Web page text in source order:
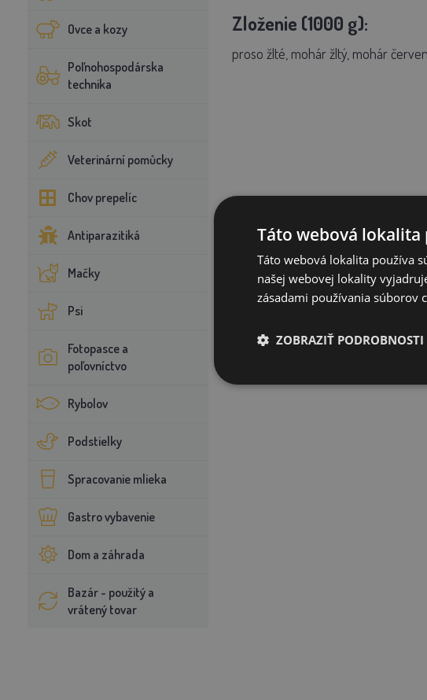
Ovce a kozy
Poľnohospodárska
technika
Skot
Veterinární pomůcky
Chov prepelíc
Antiparazitiká
Mačky
Psi
Fotopasce a
poľovníctvo
Rybolov
Podstielky
Spracovanie mlieka
Gastro vybavenie
Dom a záhrada
Bazár - použitý a
vrátený tovar
Zloženie (1000 g):
proso žlté, mohár žltý, mohár
Táto webová lokalita
Táto webová lokalita používa
našej webovej lokality
zásadami používania súborov
ZOBRAZIŤ PODROBNOSTI